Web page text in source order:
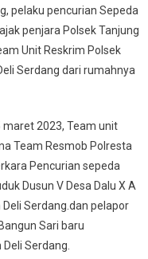
pelaku pencurian Sepeda
penjara Polsek Tanjung
Unit Reskrim Polsek
Serdang dari rumahnya
2023, Team unit
Team Resmob Polresta
Pencurian sepeda
Dusun V Desa Dalu X A
Serdang.dan pelapor
Sari baru
Serdang.